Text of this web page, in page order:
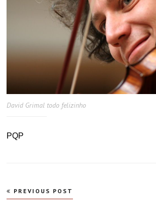
David Grimal todo felizinho
PQP
Navegação
de
PREVIOUS POST